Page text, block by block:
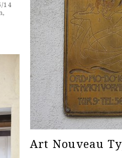
14
,
Art Nouveau